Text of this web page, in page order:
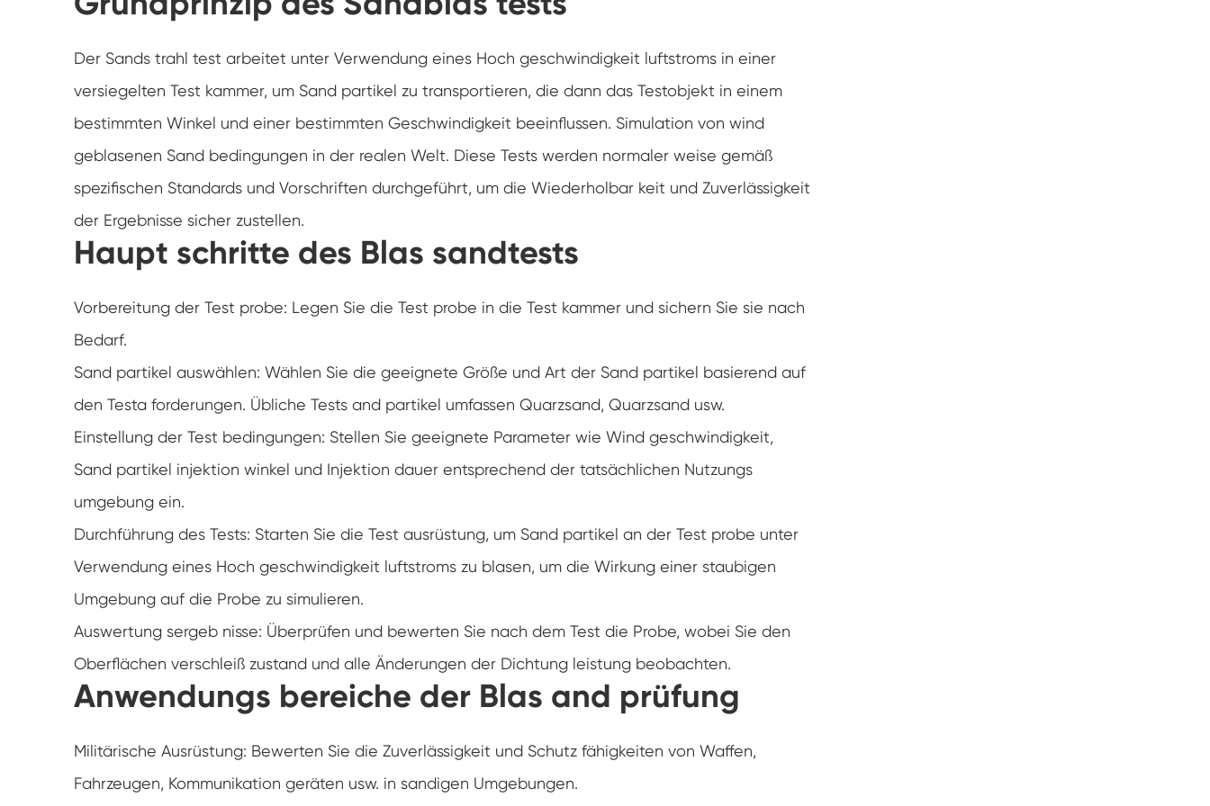
Luft feuchtigkeit Umwelt Prüf kammer
Konstante Temperatur kammer
Konstante Temperatur-und Feuchtigkeits-
Test-Kammer
Hydrolyse-Alterung prüfung Stabilitäts
Nass Wick für Feuchtigkeits-Test-Kammer
Kammer für thermischen Missbrauch
Klimaanlagen kammer mit negativer
Temperatur
Temperatur Luft feuchtigkeit Labor
klimatische Test kammer
Feuchte Wärme kammer
Kalte Klima kammer
Konditionierung kammer
Der Sands trahl test arbeitet unter Verwendung eines Hoch geschwindigkeit luftstroms in einer
versiegelten Test kammer, um Sand partikel zu transportieren, die dann das Testobjekt in einem
bestimmten Winkel und einer bestimmten Geschwindigkeit beeinflussen. Simulation von wind
geblasenen Sand bedingungen in der realen Welt. Diese Tests werden normaler weise gemäß
spezifischen Standards und Vorschriften durchgeführt, um die Wiederholbar keit und Zuverlässigkeit
der Ergebnisse sicher zustellen.
Haupt schritte des Blas sandtests
Vorbereitung der Test probe: Legen Sie die Test probe in die Test kammer und sichern Sie sie nach
Bedarf.
Sand partikel auswählen: Wählen Sie die geeignete Größe und Art der Sand partikel basierend auf
den Testa forderungen. Übliche Tests and partikel umfassen Quarzsand, Quarzsand usw.
Einstellung der Test bedingungen: Stellen Sie geeignete Parameter wie Wind geschwindigkeit,
Sand partikel injektion winkel und Injektion dauer entsprechend der tatsächlichen Nutzungs
umgebung ein.
Durchführung des Tests: Starten Sie die Test ausrüstung, um Sand partikel an der Test probe unter
Verwendung eines Hoch geschwindigkeit luftstroms zu blasen, um die Wirkung einer staubigen
Umgebung auf die Probe zu simulieren.
Auswertung sergeb nisse: Überprüfen und bewerten Sie nach dem Test die Probe, wobei Sie den
Oberflächen verschleiß zustand und alle Änderungen der Dichtung leistung beobachten.
Anwendungs bereiche der Blas and prüfung
Militärische Ausrüstung: Bewerten Sie die Zuverlässigkeit und Schutz fähigkeiten von Waffen,
Fahrzeugen, Kommunikation geräten usw. in sandigen Umgebungen.